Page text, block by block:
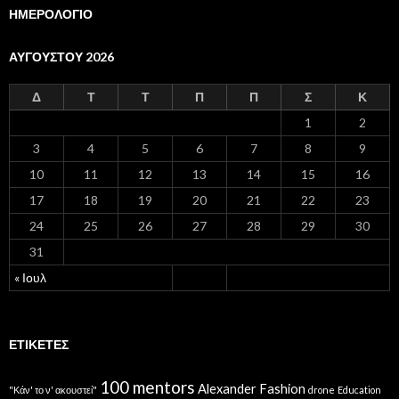
ΗΜΕΡΟΛΟΓΙΟ
ΑΥΓΟΎΣΤΟΥ 2026
Δ Τ Τ Π Π Σ Κ
« Ιουλ
1
2
3
4 5 6 7 8
9
10
11 12 13 14 15
16
17
18 19 20 21 22
23
24
25 26 27 28 29
30
31
ΕΤΙΚΈΤΕΣ
"Κάν' το ν' ακουστεί" 100 mentors Alexander Fashion drone Education